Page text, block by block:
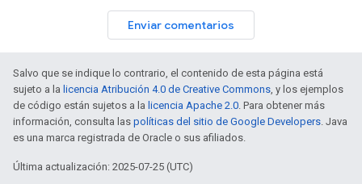
Enviar comentarios
Salvo que se indique lo contrario, el contenido de esta página está
sujeto a la licencia Atribución 4.0 de Creative Commons, y los ejemplos
de código están sujetos a la licencia Apache 2.0. Para obtener más
información, consulta las políticas del sitio de Google Developers. Java
es una marca registrada de Oracle o sus afiliados.
Última actualización: 2025-07-25 (UTC)